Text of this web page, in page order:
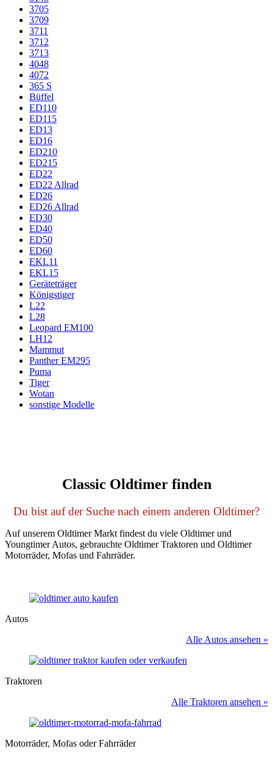
3705
3709
3711
3712
3713
4048
4072
365 S
Büffel
ED110
ED115
ED13
ED16
ED210
ED215
ED22
ED22 Allrad
ED26
ED26 Allrad
ED30
ED40
ED50
ED60
EKL11
EKL15
Geräteträger
Königstiger
L22
L28
Leopard EM100
LH12
Mammut
Panther EM295
Puma
Tiger
Wotan
sonstige Modelle
Classic Oldtimer finden
Du bist auf der Suche nach einem anderen Oldtimer?
Auf unserem Oldtimer Markt findest du viele Oldtimer und
Youngtimer Autos, gebrauchte Oldtimer Traktoren und Oldtimer
Motorräder, Mofas und Fahrräder.
Autos
Alle Autos ansehen »
Traktoren
Alle Traktoren ansehen »
Motorräder, Mofas oder Fahrräder